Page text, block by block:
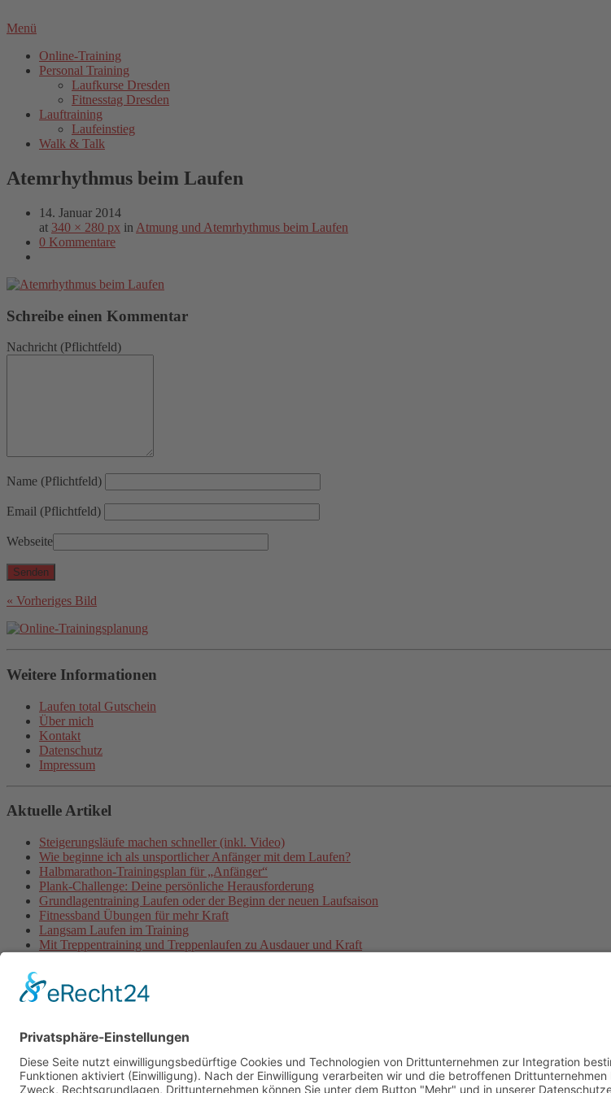
Menü
Online-Training
Personal Training
Laufkurse Dresden
Fitnesstag Dresden
Lauftraining
Laufeinstieg
Walk & Talk
Atemrhythmus beim Laufen
14. Januar 2014
at 340 × 280 px in Atmung und Atemrhythmus beim Laufen
0 Kommentare
Schreibe einen Kommentar
Nachricht (Pflichtfeld)
Name (Pflichtfeld)
Email (Pflichtfeld)
Webseite
« Vorheriges Bild
Weitere Informationen
Laufen total Gutschein
Über mich
Kontakt
Datenschutz
Impressum
Aktuelle Artikel
Steigerungsläufe machen schneller (inkl. Video)
Wie beginne ich als unsportlicher Anfänger mit dem Laufen?
Halbmarathon-Trainingsplan für „Anfänger“
Plank-Challenge: Deine persönliche Herausforderung
Grundlagentraining Laufen oder der Beginn der neuen Laufsaison
Fitnessband Übungen für mehr Kraft
Langsam Laufen im Training
Mit Treppentraining und Treppenlaufen zu Ausdauer und Kraft
© 2026 - Personal Training in Dresden mit Heiko Wache und bundesweite Online-Trainingsbetreuung
Online-Training